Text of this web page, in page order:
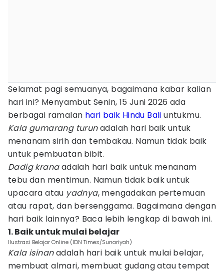
Selamat pagi semuanya, bagaimana kabar kalian
hari ini? Menyambut Senin, 15 Juni 2026 ada
berbagai ramalan hari baik Hindu Bali untukmu.
Kala gumarang turunadalah hari baik untuk
menanam sirih dan tembakau. Namun tidak baik
untuk pembuatan bibit.
Dadig kranaadalah hari baik untuk menanam
tebu dan mentimun. Namun tidak baik untuk
upacara atau yadnya, mengadakan pertemuan
atau rapat, dan bersenggama. Bagaimana dengan
hari baik lainnya? Baca lebih lengkap di bawah ini.
1. Baik untuk mulai belajar
Ilustrasi Belajar Online (IDN Times/Sunariyah)
Kala isinanadalah hari baik untuk mulai belajar,
membuat almari, membuat gudang atau tempat